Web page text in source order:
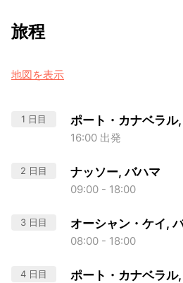
旅程
地図を表示
1 日目 ポート・カナベラル
16:00 出発
2 日目 ナッソー, バハマ
09:00 - 18:00
3 日目 オーシャン・ケイ,
08:00 - 18:00
4 日目 ポート・カナベラル